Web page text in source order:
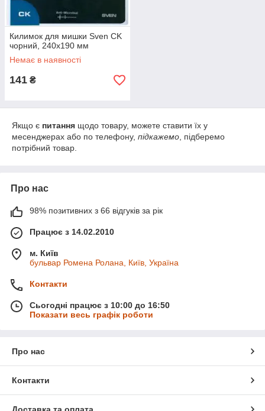
Килимок для мишки Sven CK
чорний, 240x190 мм
Немає в наявності
141 ₴
Якщо є питання щодо товару, можете ставити їх у
месенджерах або по телефону, підкажемо , підберемо
потрібний товар.
Про нас
98% позитивних з 66 відгуків за рік
Працює з 14.02.2010
м. Київ
бульвар Ромена Ролана, Київ, Україна
Контакти
Сьогодні працює з 10:00 до 16:50
Показати весь графік роботи
Про нас
Контакти